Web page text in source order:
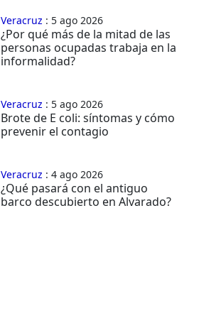
Veracruz : 5 ago 2026
¿Por qué más de la mitad de las
personas ocupadas trabaja en la
informalidad?
Veracruz : 5 ago 2026
Brote de E coli: síntomas y cómo
prevenir el contagio
Veracruz : 4 ago 2026
¿Qué pasará con el antiguo
barco descubierto en Alvarado?